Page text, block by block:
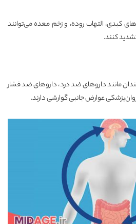
کبدی، التهاب روده، و زخم معده می‌توانند
کنند.
مانند داروهای ضد درد، داروهای ضد فشار
عوارض جانبی گوارشی دارند.